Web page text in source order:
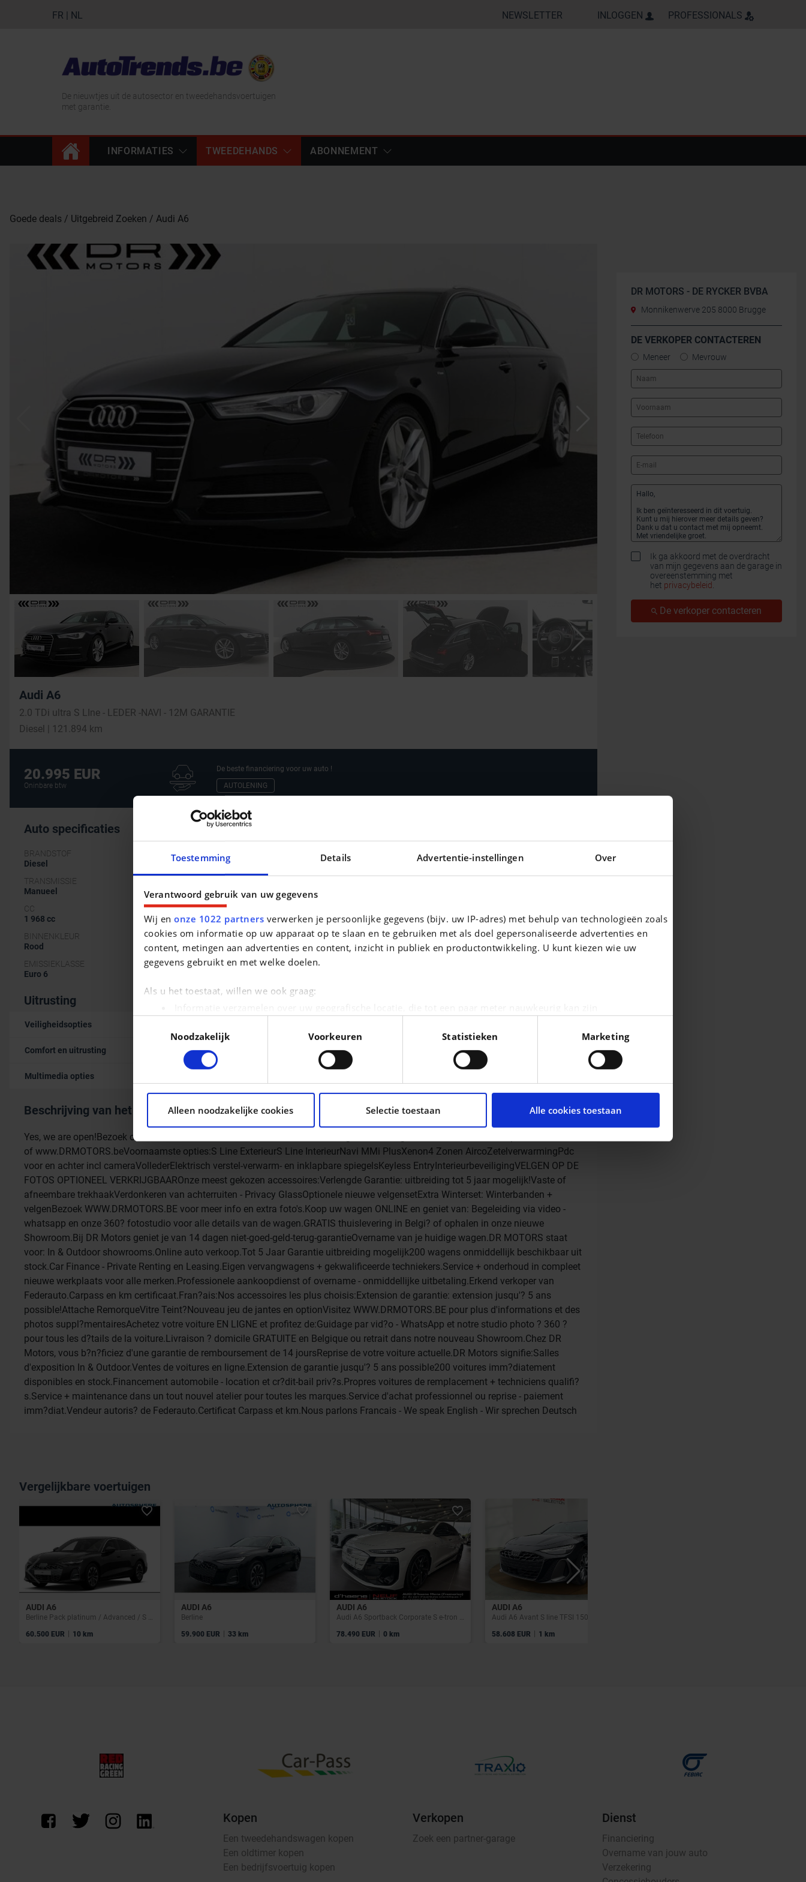
Toestemming Details Advertentie-instellingen Over
Verantwoord gebruik van uw gegevens
Wij enonze 1022 partners verwerken je persoonlijke gegevens (bijv. uw IP-adres) met behulp van technologieën zoals
cookies om informatie op uw apparaat op te slaan en te gebruiken met als doel gepersonaliseerde advertenties en
content, metingen aan advertenties en content, inzicht in publiek en productontwikkeling. U kunt kiezen wie uw
gegevens gebruikt en met welke doelen.
Als u het toestaat, willen we ook graag:
Lees meer over hoe uw persoonlijke gegevens worden verwerkt en stel uw voorkeuren in het
detailgedeeltein. U
kunt uw toestemming op elk moment wijzigen of intrekken in de Cookieverklaring.
We gebruiken cookies om content en advertenties te personaliseren, om functies voor social media te bieden en om
ons websiteverkeer te analyseren. Ook delen we informatie over uw gebruik van onze site met onze partners voor
social media, adverteren en analyse. Deze partners kunnen deze gegevens combineren met andere informatie die u
aan ze heeft verstrekt of die ze hebben verzameld op basis van uw gebruik van hun services.
Noodzakelijk
Voorkeuren Statistieken Marketing
Alleen noodzakelijke cookies Selectie toestaan Alle cookies toestaan
FR | NL NEWSLETTER INLOGGEN PROFESSIONALS
De nieuwtjes uit de autosector en tweedehandsvoertuigen
met garantie.
INFORMATIES TWEEDEHANDS ABONNEMENT
Goede deals Uitgebreid Zoeken Audi A6
Audi A6
2.0 TDi ultra S LIne - LEDER -NAVI - 12M GARANTIE
Diesel | 121.894 km
20.995 EUR
Oninbare btw
De beste financiering voor uw auto !
AUTOLENING
Auto specificaties
BRANDSTOF
Diesel
KILOMETERSTAND
121 894 km
TRANSMISSIE
Manueel
140 kw - 188 pk
CC
1 968 cc
Zwart
BINNENKLEUR
Rood
INTERIEUR
Leder
EMISSIEKLASSE
Euro 6
METAALKLEUR
Uitrusting
Veiligheidsopties
Comfort en uitrusting
Multimedia opties
Beschrijving van het voertuig occasie
Yes, we are open!Bezoek onze nieuwe Showroom of KOOP ONLINE: Maandag tot Zaterdag: 09u00 - 18u00Bel ons op: 050-737.911
of www.DRMOTORS.beVoornaamste opties:S Line ExterieurS Line InterieurNavi MMi PlusXenon4 Zonen AircoZetelverwarmingPdc
voor en achter incl cameraVollederElektrisch verstel-verwarm- en inklapbare spiegelsKeyless EntryInterieurbeveiligingVELGEN OP DE
FOTOS OPTIONEEL VERKRIJGBAAROnze meest gekozen accessoires:Verlengde Garantie: uitbreiding tot 5 jaar mogelijk!Vaste of
afneembare trekhaakVerdonkeren van achterruiten - Privacy GlassOptionele nieuwe velgensetExtra Winterset: Winterbanden +
velgenBezoek WWW.DRMOTORS.BE voor meer info en extra foto's.Koop uw wagen ONLINE en geniet van: Begeleiding via video -
whatsapp en onze 360? fotostudio voor alle details van de wagen.GRATIS thuislevering in Belgi? of ophalen in onze nieuwe
Showroom.Bij DR Motors geniet je van 14 dagen niet-goed-geld-terug-garantieOvername van je huidige wagen.DR MOTORS staat
voor: In & Outdoor showrooms.Online auto verkoop.Tot 5 Jaar Garantie uitbreiding mogelijk200 wagens onmiddellijk beschikbaar uit
stock.Car Finance - Private Renting en Leasing.Eigen vervangwagens + gekwalificeerde techniekers.Service + onderhoud in compleet
nieuwe werkplaats voor alle merken.Professionele aankoopdienst of overname - onmiddellijke uitbetaling.Erkend verkoper van
Federauto.Carpass en km certificaat.Fran?ais:Nos accessoires les plus choisis:Extension de garantie: extension jusqu'? 5 ans
possible!Attache RemorqueVitre Teint?Nouveau jeu de jantes en optionVisitez WWW.DRMOTORS.BE pour plus d'informations et des
photos suppl?mentairesAchetez votre voiture EN LIGNE et profitez de:Guidage par vid?o - WhatsApp et notre studio photo ? 360 ?
pour tous les d?tails de la voiture.Livraison ? domicile GRATUITE en Belgique ou retrait dans notre nouveau Showroom.Chez DR
Motors, vous b?n?ficiez d'une garantie de remboursement de 14 joursReprise de votre voiture actuelle.DR Motors signifie:Salles
d'exposition In & Outdoor.Ventes de voitures en ligne.Extension de garantie jusqu'? 5 ans possible200 voitures imm?diatement
disponibles en stock.Financement automobile - location et cr?dit-bail priv?s.Propres voitures de remplacement + techniciens qualifi?
s.Service + maintenance dans un tout nouvel atelier pour toutes les marques.Service d'achat professionnel ou reprise - paiement
imm?diat.Vendeur autoris? de Federauto.Certificat Carpass et km.Nous parlons Francais - We speak English - Wir sprechen Deutsch
Vergelijkbare voertuigen
AUDI A6
Berline Pack platinum / Advanced / S Line intérieur / Caméra 360 / Toit panoramique / Matrix / Vitres teintées
60.500 EUR | 10 km
AUDI A6
Berline
59.900 EUR | 33 km
AUDI A6
Audi A6 Sportback Corporate S e-tron performance 270,00 kW
78.490 EUR | 0 km
AUDI A6
58.608 EUR | 1 km
DR MOTORS - DE RYCKER BVBA
Monnikenwerve 205 8000 Brugge
DE VERKOPER CONTACTEREN
Meneer Mevrouw
Ik ga akkoord met de overdracht
van mijn gegevens aan de garage in
overeenstemming met
het privacybeleid
De verkoper contacteren
Kopen
Een tweedehandswagen kopen
Een oldtimer kopen
Een bedrijfsvoertuig kopen
Verkopen
Zoek een partner-garage
Dienst
Financiering
Overname van jouw auto
Verzekering